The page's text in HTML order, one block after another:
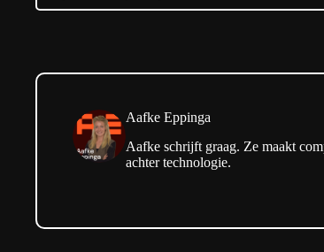
Aafke Eppinga
Aafke schrijft graag. Ze maakt
achter technologie.